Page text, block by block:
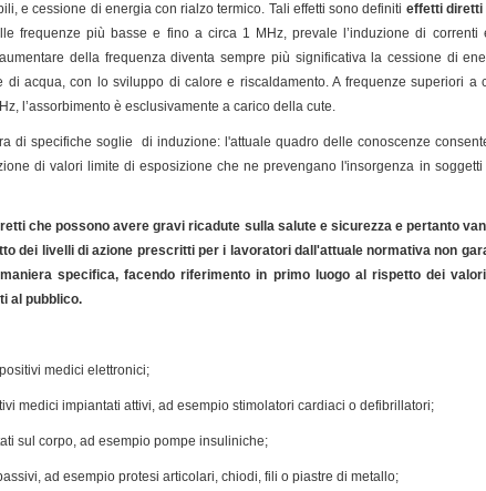
e cessione di energia con rialzo termico. Tali effetti sono definiti effetti diretti
frequenze più basse e fino a circa 1 MHz, prevale l’induzione di correnti
della frequenza diventa sempre più significativa la cessione di
acqua, con lo sviluppo di calore e riscaldamento. A frequenze superiori a
l’assorbimento è esclusivamente a carico della cute.
di specifiche soglie di induzione: l'attuale quadro delle conoscenze
di valori limite di esposizione che ne prevengano l'insorgenza in
che possono avere gravi ricadute sulla salute e sicurezza e pertanto
dei livelli di azione prescritti per i lavoratori dall'attuale normativa non
specifica, facendo riferimento in primo luogo al rispetto dei
al pubblico.
medici elettronici;
medici impiantati attivi, ad esempio stimolatori cardiaci o defibrillatori;
sul corpo, ad esempio pompe insuliniche;
ad esempio protesi articolari, chiodi, fili o piastre di metallo;